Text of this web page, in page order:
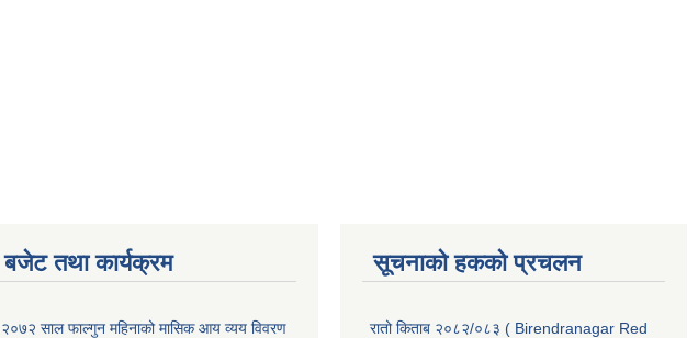
बजेट तथा कार्यक्रम
२०७२ साल फाल्गुन महिनाको मासिक आय व्यय विवरण
सूचनाको हकको प्रचलन
रातो किताब २०८२/०८३ ( Birendranagar Red